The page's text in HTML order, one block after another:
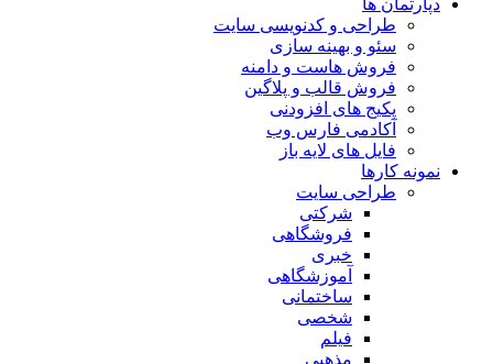
دپارتمان ها
طراحی و کدنویسی سایت
سئو و بهینه سازی
فروش هاست و دامنه
فروش قالب و پلاگین
پکیج های افزودنی
آکادمی فارس وب
فایل های لایه باز
نمونه کارها
طراحی سایت
شرکتی
فروشگاهی
خبری
آموزشگاهی
ساختمانی
شخصی
فیلم
مذهبی